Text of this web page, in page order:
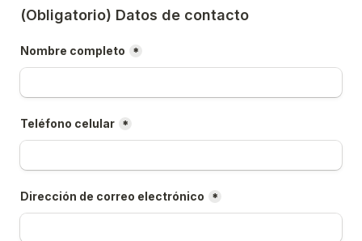
(Obligatorio) Datos de contacto
Nombre completo *
Teléfono celular *
Dirección de correo electrónico *